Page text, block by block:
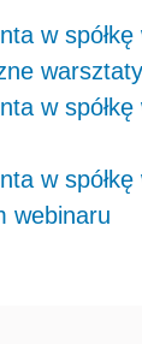
w
w
w
webinaru